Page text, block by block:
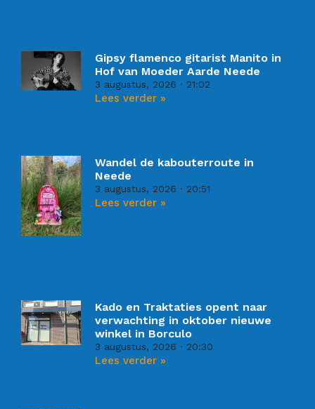
Gipsy flamenco gitarist Manito in
Hof van Moeder Aarde Neede
3 augustus, 2026 21:02
Lees verder »
Wandel de kabouterroute in
Neede
3 augustus, 2026 20:51
Lees verder »
Kado en Traktaties opent naar
verwachting in oktober nieuwe
winkel in Borculo
3 augustus, 2026 20:30
Lees verder »